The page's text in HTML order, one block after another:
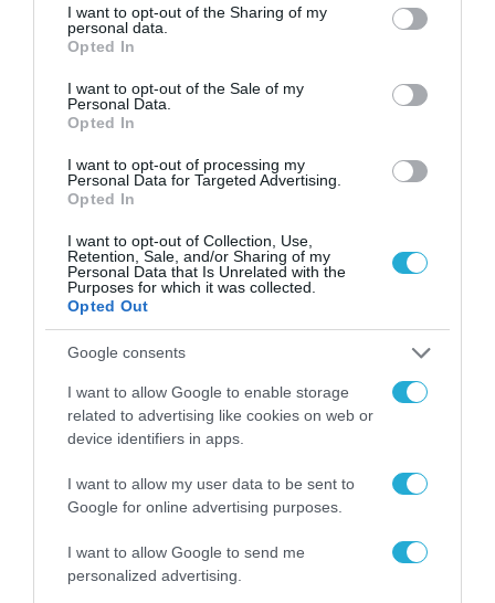
not limited to your visit or usage behaviour. You may click to
grant or deny consent to Google and its third-party tags to
use your data for below specified purposes in below Google
consent section.
I want to opt-out of the Sharing of my
personal data.
Opted In
I want to opt-out of the Sale of my
Personal Data.
Opted In
I want to opt-out of processing my
Personal Data for Targeted Advertising.
Opted In
I want to opt-out of Collection, Use,
Retention, Sale, and/or Sharing of my
Personal Data that Is Unrelated with the
Purposes for which it was collected.
Opted Out
Google consents
I want to allow Google to enable storage
related to advertising like cookies on web or
device identifiers in apps.
I want to allow my user data to be sent to
Google for online advertising purposes.
I want to allow Google to send me
personalized advertising.
ΡΟΗ ΕΙΔΗΣΕΩΝ
Το χρηματοδοτούμενο
από την ΕΕ έργο “The
Gaming Police”
των παιδιών στο
διαδίκτυο
31.07.2026
ΑΑΔΕ: Διευκρινίσεις
για τα πρόστιμα σε
παραβάσεις που
αφορούν τους ΦΗΜ
31.07.2026
Σ. Καλαφάτης: «Η
Τεχνητή Νοημοσύνη
νέα τεχνολογία, είναι
μια νέα βιομηχανική
επανάσταση»
31.07.2026
Νέος οδηγός του ΕΚΤ
για τη χρηματοδότηση
των ελληνικών